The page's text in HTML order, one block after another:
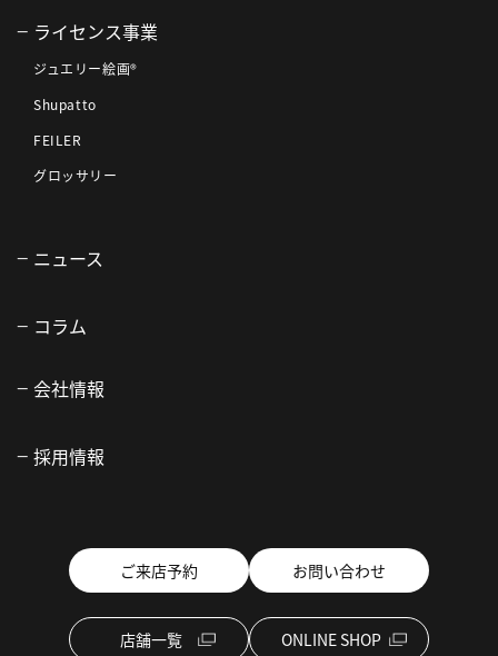
ライセンス事業
ジュエリー絵画®
Shupatto
FEILER
グロッサリー
ニュース
コラム
会社情報
採用情報
ご来店予約 お問い合わせ
店舗一覧 ONLINE SHOP